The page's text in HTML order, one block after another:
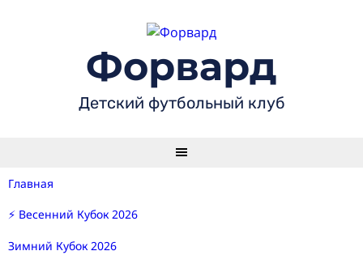
Форвард
Детский футбольный клуб
Главная
⚡ Весенний Кубок 2026
Зимний Кубок 2026